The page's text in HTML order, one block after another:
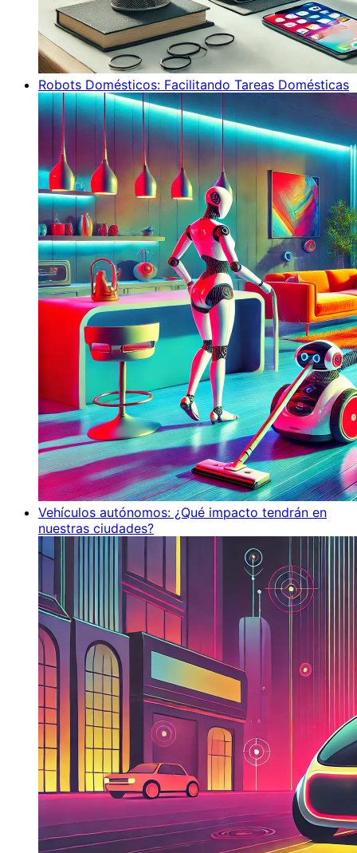
Robots Domésticos: Facilitando Tareas Domésticas
Vehículos autónomos: ¿Qué impacto tendrán en
nuestras ciudades?